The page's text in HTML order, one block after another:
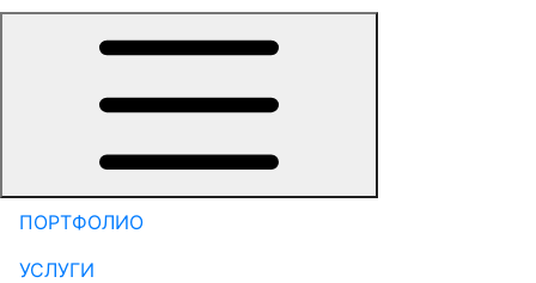
ПОРТФОЛИО
УСЛУГИ